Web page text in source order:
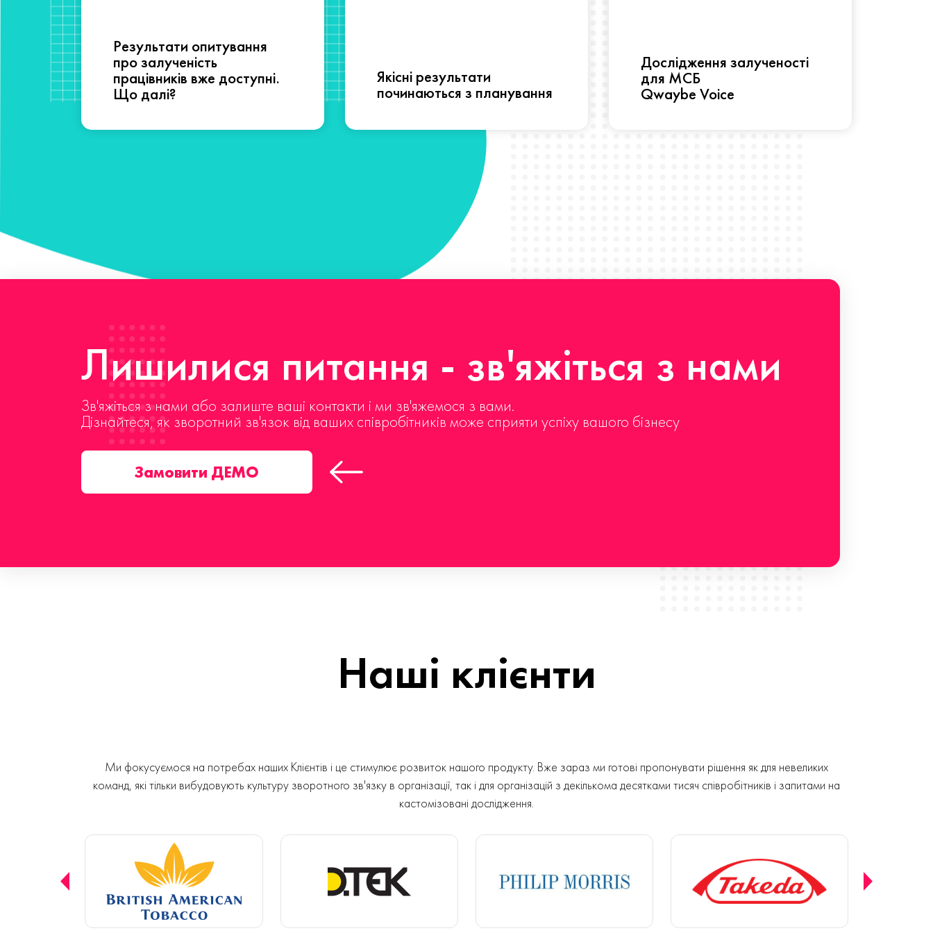
Результати опитування
про залученість
працівників вже доступні.
Що далі?
Якісні результати
починаються з планування
Дослідження залученості
для МСБ
Qwaybe Voice
Лишилися питання - зв'яжіться з нами
Зв'яжіться з нами або залиште ваші контакти і ми зв'яжемося з вами.
Дізнайтеся, як зворотний зв'язок від ваших співробітників може сприяти успіху вашого бізнесу
Замовити ДЕМО
Наші клієнти
Ми фокусуємося на потребах наших Клієнтів і це стимулює розвиток нашого продукту. Вже зараз ми готові пропонувати рішення як для невеликих
команд, які тільки вибудовують культуру зворотного зв'язку в організації, так і для організацій з декількома десятками тисяч співробітників і запитами на
кастомізовані дослідження.